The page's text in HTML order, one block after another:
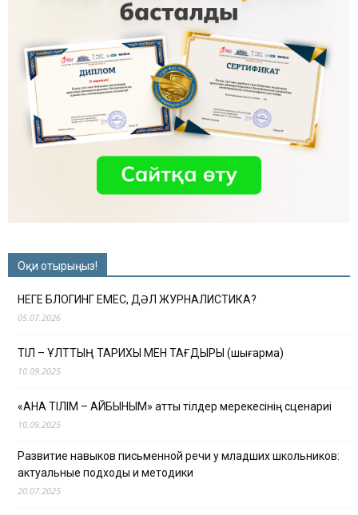
Оқи отырыңыз!
НЕГЕ БЛОГИНГ ЕМЕС, ДӘЛ ЖУРНАЛИСТИКА?
05.07.2026
ТІЛ – ҰЛТТЫҢ ТАРИХЫ МЕН ТАҒДЫРЫ (шығарма)
10.09.2025
«АНА ТІЛІМ – АЙБЫНЫМ» атты тілдер мерекесінің сценариі
10.09.2025
Развитие навыков письменной речи у младших школьников:
актуальные подходы и методики
20.07.2025